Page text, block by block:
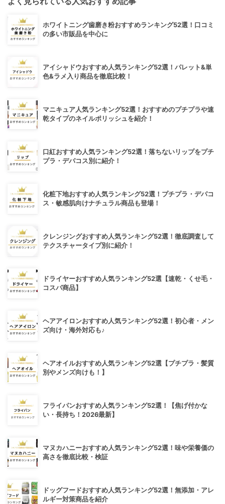
ホワイトニング歯磨き粉おすすめランキング52選！口コミ
の多い市販品を中心に
アイシャドウおすすめ人気ランキング52選！パレット&単
色&ラメ入り商品を徹底比較！
マニキュア人気ランキング52選！おすすめのプチプラや速
乾タイプのネイルポリッシュを紹介！
口紅おすすめ人気ランキング52選！落ちないリップをプチ
プラ・デパコス別に紹介！
化粧下地おすすめ人気ランキング52選！プチプラ・デパコ
ス・敏感肌向けナチュラル商品も登場！
クレンジングおすすめ人気ランキング52選！徹底調査して
テクスチャータイプ別に紹介！
ドライヤーおすすめ人気ランキング52選【速乾・くせ毛・
コスパ商品】
ヘアアイロンおすすめ人気ランキング52選！初心者・メン
ズ向け・海外対応も♪
ヘアオイルおすすめ人気ランキング52選【プチプラ・髪質
別やメンズ向けも！】
フライパンおすすめ人気ランキング52選！【焦げ付かな
い・長持ち！2026最新】
マヌカハニーおすすめ人気ランキング52選！味や栄養価の
高さを徹底比較・検証
ドッグフードおすすめ人気ランキング52選！無添加・アレ
ルギー対策商品を紹介